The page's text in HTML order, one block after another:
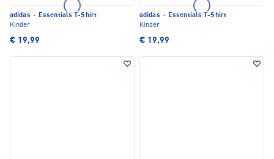
adidas · Essentials T-Shirt
Kinder
€ 19,99
adidas · Essentials T-Shirt
Kinder
€ 19,99